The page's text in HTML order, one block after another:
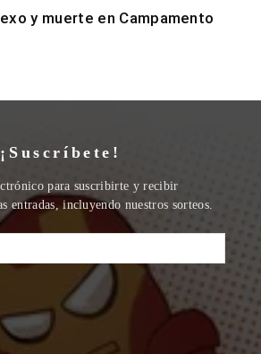
y muerte en Campamento
¡Suscríbete!
para suscribirte y recibir
entradas, incluyendo nuestros sorteos.